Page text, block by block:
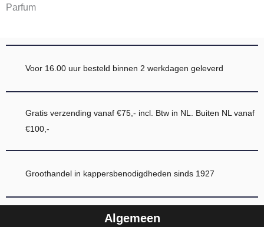
Parfum
Voor 16.00 uur besteld binnen 2 werkdagen geleverd
Gratis verzending vanaf €75,- incl. Btw in NL. Buiten NL vanaf
€100,-
Groothandel in kappersbenodigdheden sinds 1927
Algemeen